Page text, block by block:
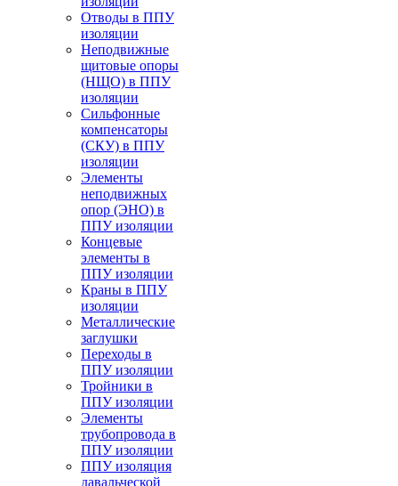
Отводы в ППУ
изоляции
Неподвижные
щитовые опоры
(НЩО) в ППУ
изоляции
Cильфонные
компенсаторы
(СКУ) в ППУ
изоляции
Элементы
неподвижных
опор (ЭНО) в
ППУ изоляции
Концевые
элементы в
ППУ изоляции
Краны в ППУ
изоляции
Металлические
заглушки
Переходы в
ППУ изоляции
Тройники в
ППУ изоляции
Элементы
трубопровода в
ППУ изоляции
ППУ изоляция
давальческой